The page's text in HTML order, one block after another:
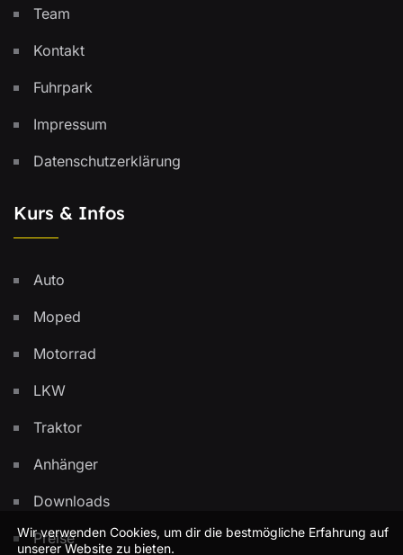
Team
Kontakt
Fuhrpark
Impressum
Datenschutzerklärung
Kurs & Infos
Auto
Moped
Motorrad
LKW
Traktor
Anhänger
Downloads
Preise
Wir verwenden Cookies, um dir die bestmögliche Erfahrung auf
unserer Website zu bieten.